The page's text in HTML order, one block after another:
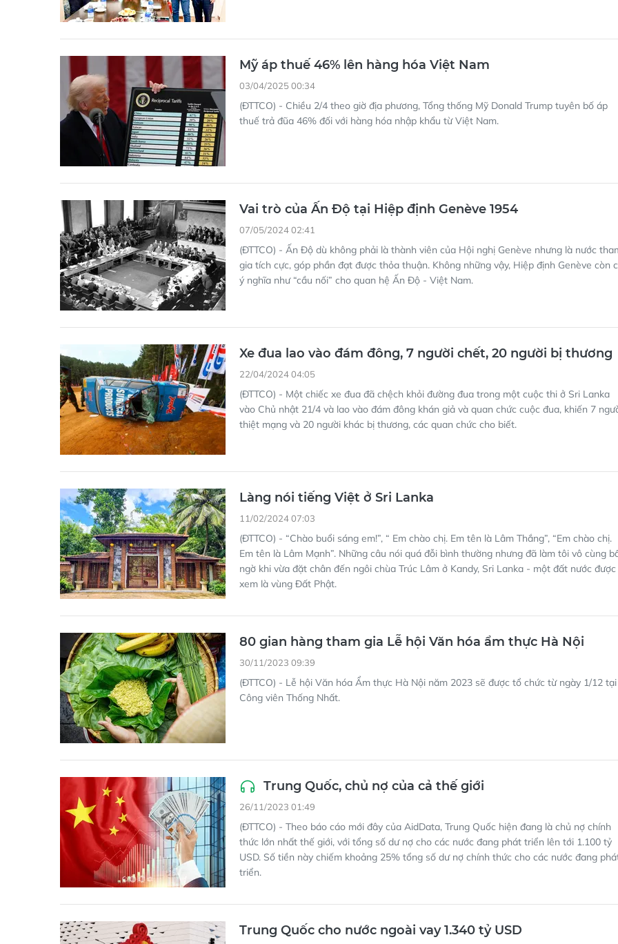
Mỹ áp thuế 46% lên hàng hóa Việt Nam
03/04/2025 00:34
(ĐTTCO) - Chiều 2/4 theo giờ địa phương, Tổng thống Mỹ Donald Trump tuyên bố áp
thuế trả đũa 46% đối với hàng hóa nhập khẩu từ Việt Nam.
Vai trò của Ấn Độ tại Hiệp định Genève 1954
07/05/2024 02:41
(ĐTTCO) - Ấn Độ dù không phải là thành viên của Hội nghị Genève nhưng là nước
gia tích cực, góp phần đạt được thỏa thuận. Không những vậy, Hiệp định Genève còn
ý nghĩa như “cầu nối” cho quan hệ Ấn Độ - Việt Nam.
Xe đua lao vào đám đông, 7 người chết, 20 người bị thương
22/04/2024 04:05
(ĐTTCO) - Một chiếc xe đua đã chệch khỏi đường đua trong một cuộc thi ở Sri Lanka
vào Chủ nhật 21/4 và lao vào đám đông khán giả và quan chức cuộc đua, khiến 7
thiệt mạng và 20 người khác bị thương, các quan chức cho biết.
Làng nói tiếng Việt ở Sri Lanka
11/02/2024 07:03
(ĐTTCO) - “Chào buổi sáng em!”, “ Em chào chị. Em tên là Lâm Thắng”, “Em chào chị.
Em tên là Lâm Mạnh”. Những câu nói quá đỗi bình thường nhưng đã làm tôi vô cùng
ngờ khi vừa đặt chân đến ngôi chùa Trúc Lâm ở Kandy, Sri Lanka - một đất nước được
xem là vùng Đất Phật.
80 gian hàng tham gia Lễ hội Văn hóa ẩm thực Hà Nội
30/11/2023 09:39
(ĐTTCO) - Lễ hội Văn hóa Ẩm thực Hà Nội năm 2023 sẽ được tổ chức từ ngày 1/12 tại
Công viên Thống Nhất.
Trung Quốc, chủ nợ của cả thế giới
26/11/2023 01:49
(ĐTTCO) - Theo báo cáo mới đây của AidData, Trung Quốc hiện đang là chủ nợ chính
thức lớn nhất thế giới, với tổng số dư nợ cho các nước đang phát triển lên tới 1.100 tỷ
USD. Số tiền này chiếm khoảng 25% tổng số dư nợ chính thức cho các nước đang
triển.
Trung Quốc cho nước ngoài vay 1.340 tỷ USD